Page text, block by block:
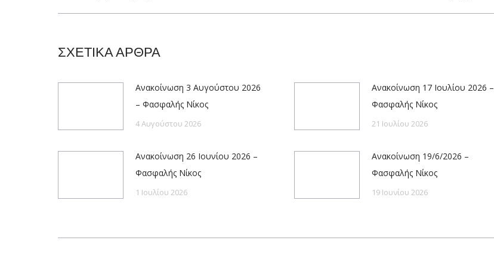
ΣΧΕΤΙΚΑ ΑΡΘΡΑ
Ανακοίνωση 3 Αυγούστου 2026
– Φασφαλής Νίκος
4 Αυγούστου 2026
Ανακοίνωση 17 Ιουλίου 2026 –
Φασφαλής Νίκος
21 Ιουλίου 2026
Ανακοίνωση 26 Ιουνίου 2026 –
Φασφαλής Νίκος
1 Ιουλίου 2026
Ανακοίνωση 19/6/2026 –
Φασφαλής Νίκος
19 Ιουνίου 2026